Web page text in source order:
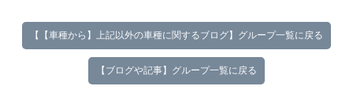
【【車種から】上記以外の車種に関するブログ】グループ一覧に戻る
【ブログや記事】グループ一覧に戻る